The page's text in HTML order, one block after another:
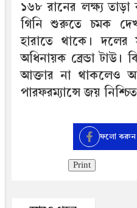
১৬৮ রানের লক্ষ্য
গিনি শুরুতে চমক
হারাতে থাকে।
অধিনায়ক ব্রেন্ডা টাউ।
আক্তার না থাকলেও
পারফরম্যান্সে জয়
ফলো করুন
Print